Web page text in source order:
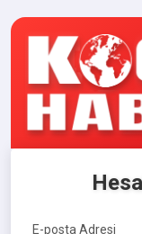
E-posta Adresi